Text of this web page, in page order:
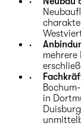
mehrere
in